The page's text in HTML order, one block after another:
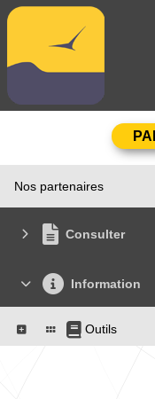
Nos partenaires
Consulter
Information
Outils